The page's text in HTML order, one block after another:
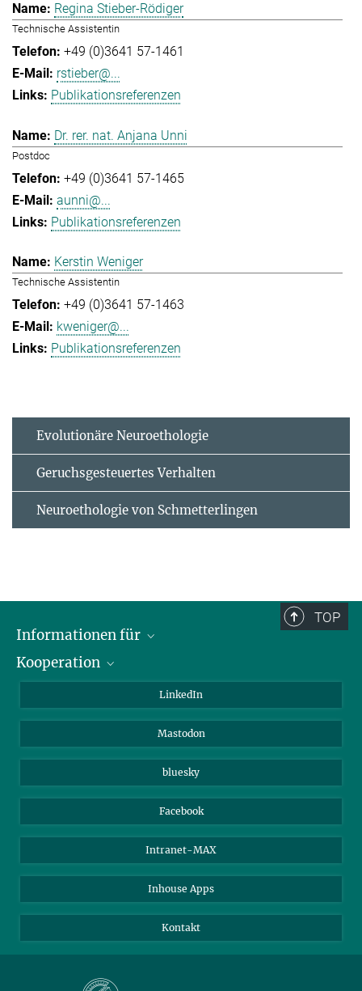
Regina Stieber-Rödiger
Technische Assistentin
+49 (0)3641 57-1461
rstieber@...
Publikationsreferenzen
Dr. rer. nat. Anjana Unni
Postdoc
+49 (0)3641 57-1465
aunni@...
Publikationsreferenzen
Kerstin Weniger
Technische Assistentin
+49 (0)3641 57-1463
kweniger@...
Publikationsreferenzen
Evolutionäre Neuroethologie
Geruchsgesteuertes Verhalten
Neuroethologie von Schmetterlingen
TOP
Informationen für
Journalisten
Kooperation
Max-Planck-Gesellschaft
Beutenberg Campus e.V.
LinkedIn
Mastodon
bluesky
Facebook
Intranet-MAX
Inhouse Apps
Kontakt